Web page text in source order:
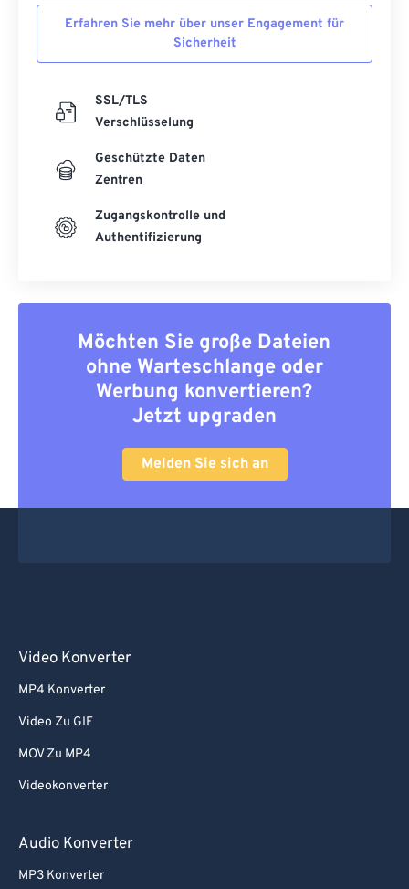
Erfahren Sie mehr über unser Engagement für
Sicherheit
SSL/TLS
Verschlüsselung
Geschützte Daten
Zentren
Zugangskontrolle und
Authentifizierung
Möchten Sie große Dateien
ohne Warteschlange oder
Werbung konvertieren?
Jetzt upgraden
Melden Sie sich an
Video Konverter
MP4 Konverter
Video Zu GIF
MOV Zu MP4
Videokonverter
Audio Konverter
MP3 Konverter